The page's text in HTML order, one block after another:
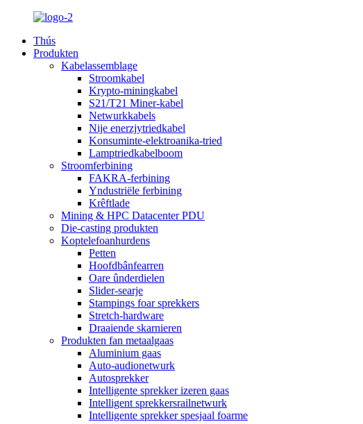
Thús
Produkten
Kabelassemblage
Stroomkabel
Krypto-miningkabel
S21/T21 Miner-kabel
Netwurkkabels
Nije enerzjytriedkabel
Konsuminte-elektroanika-tried
Lamptriedkabelboom
Stroomferbining
FAKRA-ferbining
Yndustriële ferbining
Krêftlade
Mining & HPC Datacenter PDU
Die-casting produkten
Koptelefoanhurdens
Petten
Hoofdbânfearren
Oare ûnderdielen
Slider-searje
Stampings foar sprekkers
Stretch-hardware
Draaiende skarnieren
Produkten fan metaalgaas
Aluminium gaas
Auto-audionetwurk
Autosprekker
Intelligente sprekker izeren gaas
Intelligent sprekkersrailnetwurk
Intelligente sprekker spesjaal foarme